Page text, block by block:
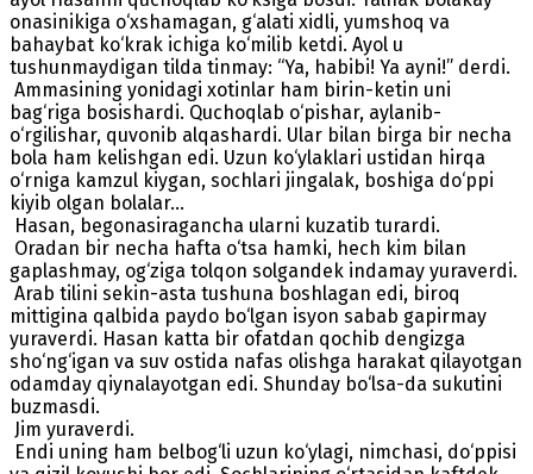
onasinikiga o‘xshamagan, g‘alati xidli, yumshoq va
bahaybat ko‘krak ichiga ko‘milib ketdi. Ayol u
tushunmaydigan tilda tinmay: “Ya, habibi! Ya ayni!” derdi.
Ammasining yonidagi xotinlar ham birin-ketin uni
bag‘riga bosishardi. Quchoqlab o‘pishar, aylanib-
o‘rgilishar, quvonib alqashardi. Ular bilan birga bir necha
bola ham kelishgan edi. Uzun ko‘ylaklari ustidan hirqa
o‘rniga kamzul kiygan, sochlari jingalak, boshiga do‘ppi
kiyib olgan bolalar…
Hasan, begonasiragancha ularni kuzatib turardi.
Oradan bir necha hafta o‘tsa hamki, hech kim bilan
gaplashmay, og‘ziga tolqon solgandek indamay yuraverdi.
Arab tilini sekin-asta tushuna boshlagan edi, biroq
mittigina qalbida paydo bo‘lgan isyon sabab gapirmay
yuraverdi. Hasan katta bir ofatdan qochib dengizga
sho‘ng‘igan va suv ostida nafas olishga harakat qilayotgan
odamday qiynalayotgan edi. Shunday bo‘lsa-da sukutini
buzmasdi.
Jim yuraverdi.
Endi uning ham belbog‘li uzun ko‘ylagi, nimchasi, do‘ppisi